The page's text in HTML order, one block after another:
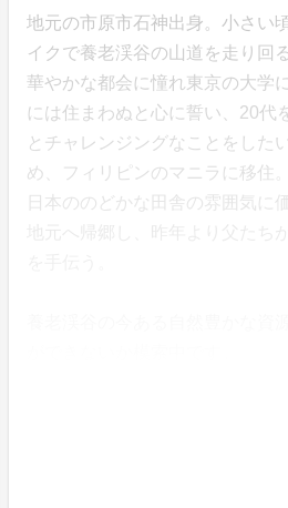
地元の市原市石神出身。小さい
イクで養老渓谷の山道を走り回る
華やかな都会に憧れ東京の大学
には住まわぬと心に誓い、20代
とチャレンジングなことをした
め、フィリピンのマニラに移住
日本ののどかな田舎の雰囲気に